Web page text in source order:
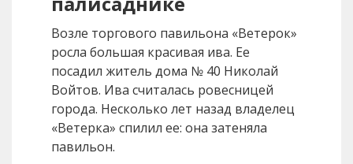
Возле торгового павильона «Ветерок»
росла большая красивая ива. Ее
посадил житель дома № 40 Николай
Войтов. Ива считалась ровесницей
города. Несколько лет назад владелец
«Ветерка» спилил ее: она затеняла
павильон.